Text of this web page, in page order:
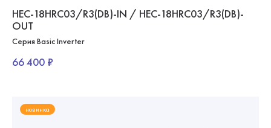
HEC-18HRC03/R3(DB)-IN / HEC-18HRC03/R3(DB)-
OUT
Серия Basic Inverter
66 400 ₽
новинка